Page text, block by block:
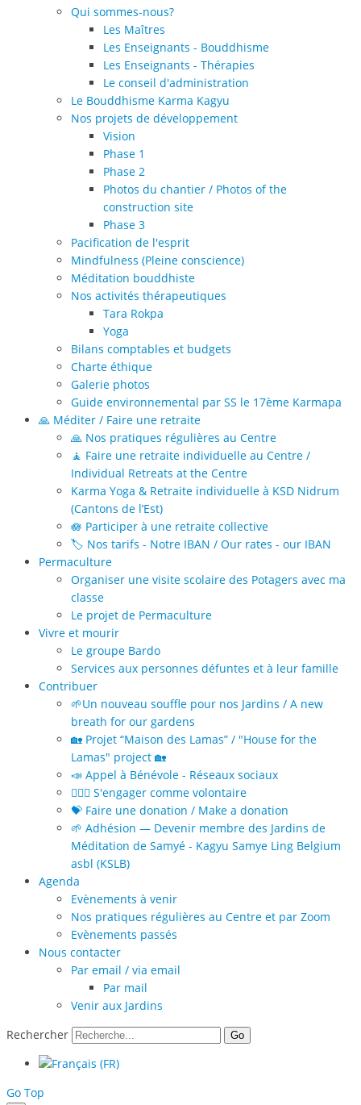
Qui sommes-nous?
Les Maîtres
Les Enseignants - Bouddhisme
Les Enseignants - Thérapies
Le conseil d'administration
Le Bouddhisme Karma Kagyu
Nos projets de développement
Vision
Phase 1
Phase 2
Photos du chantier / Photos of the
construction site
Phase 3
Pacification de l'esprit
Mindfulness (Pleine conscience)
Méditation bouddhiste
Nos activités thérapeutiques
Tara Rokpa
Yoga
Bilans comptables et budgets
Charte éthique
Galerie photos
Guide environnemental par SS le 17ème Karmapa
🙏 Méditer / Faire une retraite
🙏 Nos pratiques régulières au Centre
🧘 Faire une retraite individuelle au Centre /
Individual Retreats at the Centre
Karma Yoga & Retraite individuelle à KSD Nidrum
(Cantons de l’Est)
🪷 Participer à une retraite collective
🏷️ Nos tarifs - Notre IBAN / Our rates - our IBAN
Permaculture
Organiser une visite scolaire des Potagers avec ma
classe
Le projet de Permaculture
Vivre et mourir
Le groupe Bardo
Services aux personnes défuntes et à leur famille
Contribuer
🌱Un nouveau souffle pour nos Jardins / A new
breath for our gardens
🏡 Projet “Maison des Lamas” / "House for the
Lamas" project 🏡
📣 Appel à Bénévole - Réseaux sociaux
🙋🏻‍♀️ S'engager comme volontaire
💝 Faire une donation / Make a donation
🌱 Adhésion — Devenir membre des Jardins de
Méditation de Samyé - Kagyu Samye Ling Belgium
asbl (KSLB)
Agenda
Evènements à venir
Nos pratiques régulières au Centre et par Zoom
Evènements passés
Nous contacter
Par email / via email
Par mail
Venir aux Jardins
Rechercher
Go
Go Top